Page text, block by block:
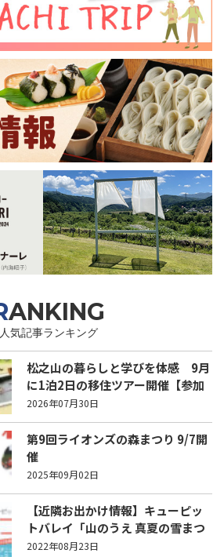
RANKING
人気記事ランキング
松之山の暮らしと学びを体感 9月
に1泊2日の移住ツアー開催【参加
家族募集】
2026年07月30日
第9回ライオンズの森まつり 9/7開
催
2025年09月02日
【近隣お出かけ情報】キューピッ
トバレイ「山のうえ 真夏の雪まつ
り」 27日(土)に開催！
2022年08月23日